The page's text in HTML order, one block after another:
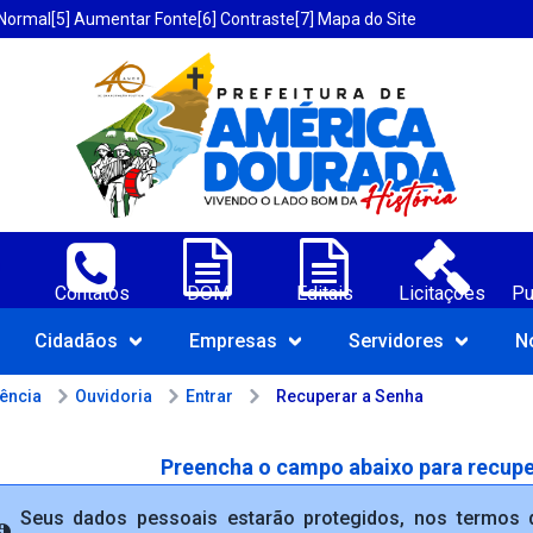
[5] Aumentar Fonte[6] Contraste[7] Mapa do Site
Dourada-BA;
Contatos DOM Editais Licitações
Cidadãos Empresas Servidores
Ouvidoria Entrar Recuperar a Senha
Preencha o campo abaixo para
Seus dados pessoais estarão protegidos, nos termos